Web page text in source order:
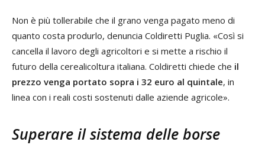
Non è più tollerabile che il grano venga pagato meno di
quanto costa produrlo, denuncia Coldiretti Puglia. «Così si
cancella il lavoro degli agricoltori e si mette a rischio il
futuro della cerealicoltura italiana. Coldiretti chiede che il
prezzo venga portato sopra i 32 euro al quintale, in
linea con i reali costi sostenuti dalle aziende agricole».
Superare il sistema delle borse